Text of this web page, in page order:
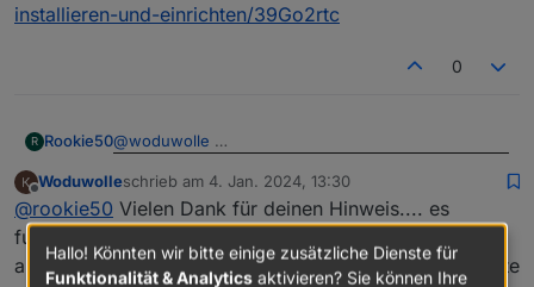
installieren-und-einrichten/39Go2rtc
0
R Rookie50@woduwolle
Wenn Du jetzt noch deinen Auto Datenpunkt hier
angibst sollte es funktionieren:
Offline
Woduwolleschrieb am 4. Jan. 2024, 13:30
zuletzt editiert von
@rookie50 Vielen Dank für deinen Hinweis.... es
funktioniert das die Kachel verschwindet .....
allerdings wenn ich den Rasensprenger auf AUTO setzte
Hallo! Könnten wir bitte einige zusätzliche Dienste für
Funktionalität & Analytics aktivieren? Sie können Ihre